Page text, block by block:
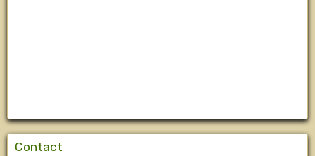
Contact